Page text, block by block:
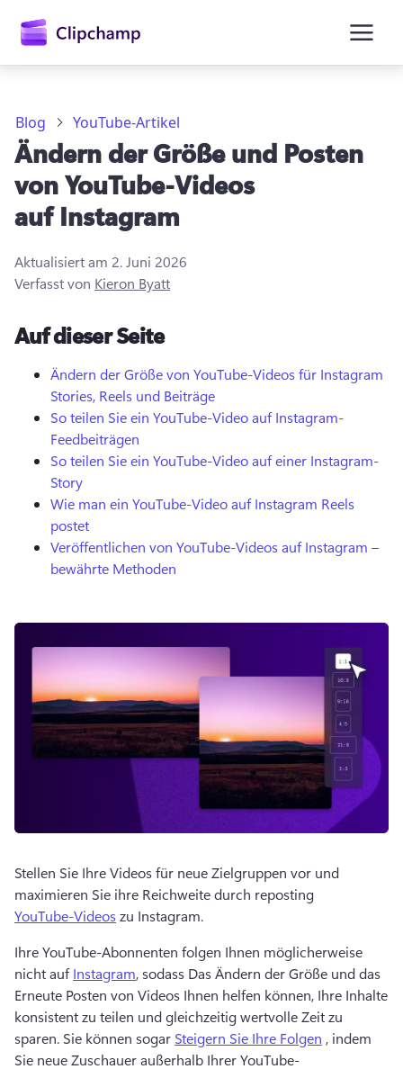
Anmelden
Kostenlos testen
Blog YouTube-Artikel
Ändern der Größe und Posten
von YouTube-Videos
auf Instagram
Aktualisiert am 2. Juni 2026
Verfasst von Kieron Byatt
Auf dieser Seite
Ändern der Größe von YouTube-Videos für Instagram
Stories, Reels und Beiträge
So teilen Sie ein YouTube-Video auf Instagram-
Feedbeiträgen
So teilen Sie ein YouTube-Video auf einer Instagram-
Story
Wie man ein YouTube-Video auf Instagram Reels
postet
Veröffentlichen von YouTube-Videos auf Instagram –
bewährte Methoden
Stellen Sie Ihre Videos für neue Zielgruppen vor und
maximieren Sie ihre Reichweite durch reposting
YouTube-Videos zu Instagram.
Ihre YouTube-Abonnenten folgen Ihnen möglicherweise
nicht auf Instagram, sodass Das Ändern der Größe und das
Erneute Posten von Videos Ihnen helfen können, Ihre Inhalte
konsistent zu teilen und gleichzeitig wertvolle Zeit zu
sparen. Sie können sogar Steigern Sie Ihre Folgen , indem
Sie neue Zuschauer außerhalb Ihrer YouTube-